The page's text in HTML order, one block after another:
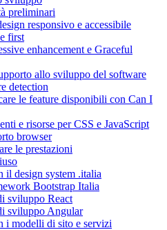
preliminari
responsivo e accessibile
first
enhancement e Graceful
allo sviluppo del software
detection
le feature disponibili con Can I
e risorse per CSS e JavaScript
browser
le prestazioni
il design system .italia
Bootstrap Italia
sviluppo React
sviluppo Angular
i modelli di sito e servizi